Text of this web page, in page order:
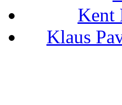
Kent
Klaus